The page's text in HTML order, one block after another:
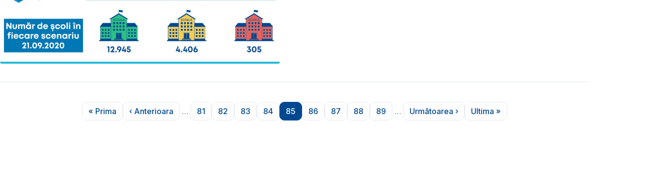
Prima pagină
« Prima
Pagina anterioară
‹ Anterioara …
Pagina
81
Pagina
82
Pagina
83
Pagina
84
Pagina
85
Pagina
86
Pagina
87
Pagina
88
Pagina
89 …
Pagina următoare
Următoarea ›
Ultima pagină
Ultima »